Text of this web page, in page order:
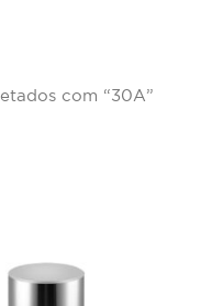
com “30A”